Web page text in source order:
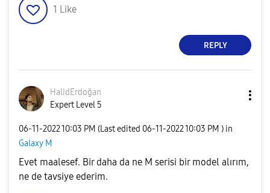
1 Like
REPLY
HalidErdoğan
Expert Level 5
‎06-11-202210:03 PM (Last edited ‎06-11-202210:03 PM ) in
Galaxy M
Evet maalesef. Bir daha da ne M serisi bir model alırım,
ne de tavsiye ederim.